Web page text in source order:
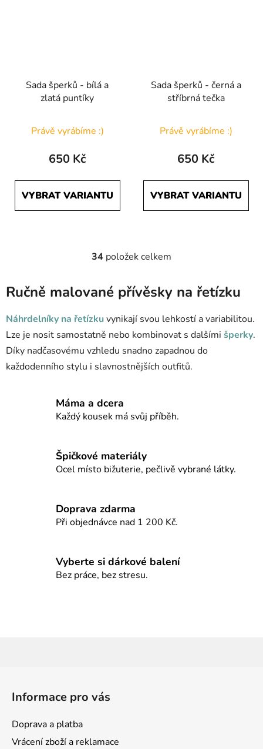
Sada šperků - bílá a
zlatá puntíky
Právě vyrábíme :)
650 Kč
VYBRAT VARIANTU
Sada šperků - černá a
stříbrná tečka
Právě vyrábíme :)
650 Kč
VYBRAT VARIANTU
O
l
á
d
a
c
í
p
y
p
i
34 položek celkem
Ručně malované přívěsky na řetízku
Náhrdelníky na řetízkuvynikají svou lehkostí a variabilitou.
Lze je nosit samostatně nebo kombinovat s dalšími šperky.
Díky nadčasovému vzhledu snadno zapadnou do
každodenního stylu i slavnostnějších outfitů.
Máma a dcera
Každý kousek má svůj příběh.
Špičkové materiály
Ocel místo bižuterie, pečlivě vybrané látky.
Doprava zdarma
Při objednávce nad 1 200 Kč.
Vyberte si dárkové balení
Bez práce, bez stresu.
Informace pro vás
Doprava a platba
Vrácení zboží a reklamace